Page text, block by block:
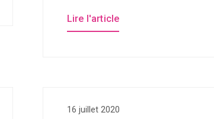
Lire l'article
16 juillet 2020